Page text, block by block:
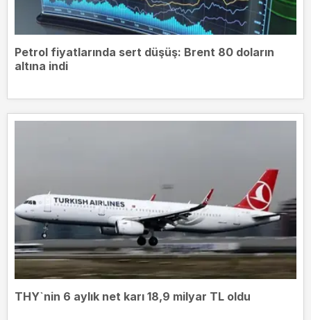
Petrol fiyatlarında sert düşüş: Brent 80 doların
altına indi
THY`nin 6 aylık net karı 18,9 milyar TL oldu